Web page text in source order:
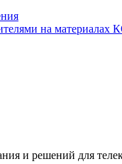
на материалах
и решений для